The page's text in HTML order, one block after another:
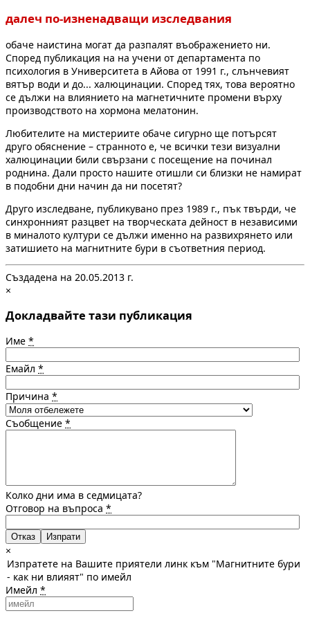
далеч по-изненадващи изследвания
обаче наистина могат да разпалят въображението ни.
Според публикация на на учени от департамента по
психология в Университета в Айова от 1991 г., слънчевият
вятър води и до... халюцинации. Според тях, това вероятно
се дължи на влиянието на магнетичните промени върху
производството на хормона мелатонин.
Любителите на мистериите обаче сигурно ще потърсят
друго обяснение – странното е, че всички тези визуални
халюцинации били свързани с посещение на починал
роднина. Дали просто нашите отишли си близки не намират
в подобни дни начин да ни посетят?
Друго изследване, публикувано през 1989 г., пък твърди, че
синхронният разцвет на творческата дейност в независими
в миналото култури се дължи именно на развихрянето или
затишието на магнитните бури в съответния период.
Създадена на 20.05.2013 г.
×
Докладвайте тази публикация
Име *
Емайл *
Причина *
Съобщение *
Колко дни има в седмицата?
Отговор на въпроса *
Отказ
×
Изпратете на Вашите приятели линк към "Магнитните бури
- как ни влияят" по имейл
Имейл *